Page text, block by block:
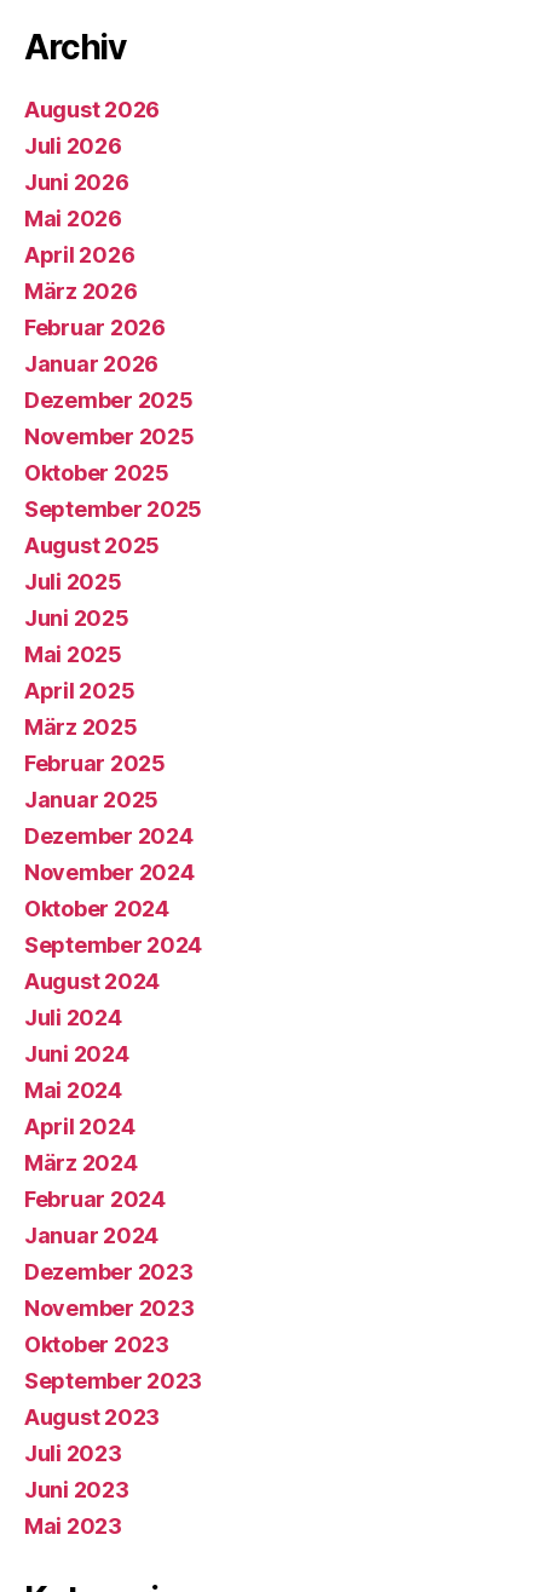
Archiv
August 2026
Juli 2026
Juni 2026
Mai 2026
April 2026
März 2026
Februar 2026
Januar 2026
Dezember 2025
November 2025
Oktober 2025
September 2025
August 2025
Juli 2025
Juni 2025
Mai 2025
April 2025
März 2025
Februar 2025
Januar 2025
Dezember 2024
November 2024
Oktober 2024
September 2024
August 2024
Juli 2024
Juni 2024
Mai 2024
April 2024
März 2024
Februar 2024
Januar 2024
Dezember 2023
November 2023
Oktober 2023
September 2023
August 2023
Juli 2023
Juni 2023
Mai 2023